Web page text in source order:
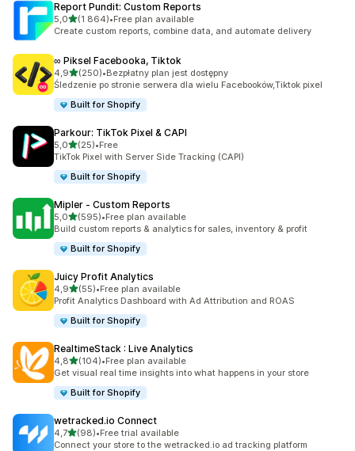
Report Pundit: Custom Reports
5,0na 5 gwiazdek
(1 864)
Łączna liczba recenzji: 1864
•Free plan available
Create custom reports, combine data, and automate delivery
∞ Piksel Facebooka, Tiktok
4,9na 5 gwiazdek
(250)
Łączna liczba recenzji: 250
•Bezpłatny plan jest dostępny
Śledzenie po stronie serwera dla wielu Facebooków,Tiktok pixel
Built for Shopify
Parkour: TikTok Pixel & CAPI
5,0na 5 gwiazdek
(25)
Łączna liczba recenzji: 25
•Free
TikTok Pixel with Server Side Tracking (CAPI)
Built for Shopify
Mipler ‑ Custom Reports
5,0na 5 gwiazdek
(595)
Łączna liczba recenzji: 595
•Free plan available
Build custom reports & analytics for sales, inventory & profit
Built for Shopify
Juicy Profit Analytics
4,9na 5 gwiazdek
(55)
Łączna liczba recenzji: 55
•Free plan available
Profit Analytics Dashboard with Ad Attribution and ROAS
Built for Shopify
RealtimeStack : Live Analytics
4,8na 5 gwiazdek
(104)
Łączna liczba recenzji: 104
•Free plan available
Get visual real time insights into what happens in your store
Built for Shopify
wetracked.io Connect
4,7na 5 gwiazdek
(98)
Łączna liczba recenzji: 98
•Free trial available
Connect your store to the wetracked.io ad tracking platform